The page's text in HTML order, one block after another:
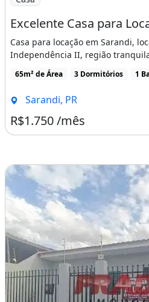
Casa para locação em Sarandi,
Independência II, região
65m² de Área 3 Dormitórios 1
Sarandi, PR
R$1.750 /mês